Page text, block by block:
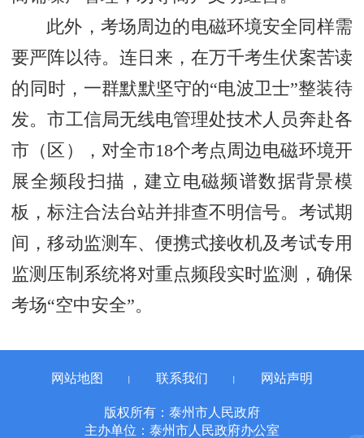
此外，考场周边的电磁环境安全同样需
要严阵以待。连日来，在万千考生伏案苦读
的同时，一群默默坚守的“电波卫士”整装待
发。市工信局无线电管理处技术人员奔赴各
市（区），对全市18个考点周边电磁环境开
展全频段扫描，建立电磁频谱数据背景模
板，标注合法台站并排查不明信号。考试期
间，移动监测车、便携式接收机及考试专用
监测压制系统将对重点频段实时监测，确保
考场“空中安全”。
网站地图 联系我们 网站声明
版权所有：泰州市人民政府
主办单位：泰州市人民政府办公室